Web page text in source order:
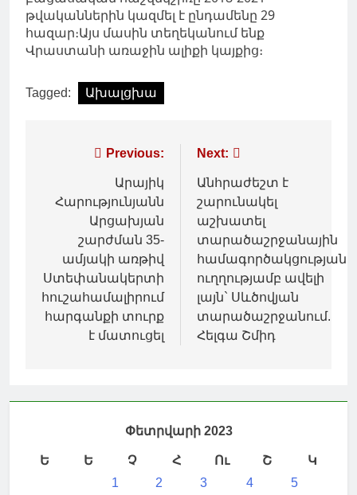
թվականներին կազմել է ընդամենը 29
հազար։Այս մասին տեղեկանում ենք
Վրաստանի առաջին ալիքի կայքից։
Tagged: Ախալցխա
Գրառումների
նավարկումը
Previous:
Արայիկ
Հարությունյանն
Արցախյան
շարժման 35-
ամյակի առթիվ
Ստեփանակերտի
հուշահամալիրում
հարգանքի տուրք
է մատուցել
Next:
Անհրաժեշտ է
շարունակել
աշխատել
տարածաշրջանային
համագործակցության
ուղղությամբ ավելի
լայն` Սևծովյան
տարածաշրջանում.
Հելգա Շմիդ
Փետրվարի 2023
Ե Ե Չ Հ Ու Շ
Կ
1
2 3 4 5